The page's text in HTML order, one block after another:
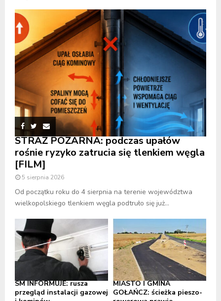
STRAŻ POŻARNA: podczas upałów
rośnie ryzyko zatrucia się tlenkiem węgla
[FILM]
5 sierpnia 2026
Od początku roku do 4 sierpnia na terenie województwa
wielkopolskiego tlenkiem węgla podtruło się już...
SM INFORMUJE: rusza
przegląd instalacji gazowej
MIASTO I GMINA
GOŁAŃCZ: ścieżka pieszo-